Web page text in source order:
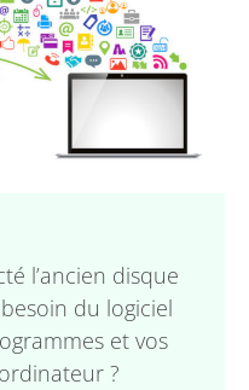
l’ancien disque
du logiciel
et vos
?